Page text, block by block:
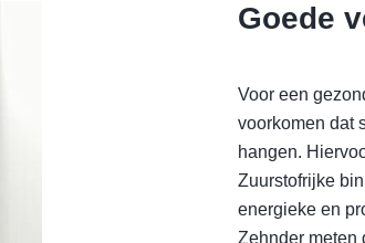
Goede
Voor een
voorkomen dat
hangen.
Zuurstofrijke
energieke en
Zehnder meten